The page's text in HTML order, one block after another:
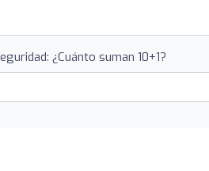
¿Cuánto suman 10+1?